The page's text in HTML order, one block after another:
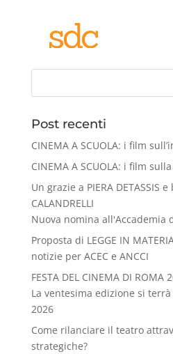
Post recenti
CINEMA A SCUOLA: i film
CINEMA A SCUOLA: i film
Un grazie a PIERA DETASSIS
CALANDRELLI
Nuova nomina all'Accademia
Proposta di LEGGE IN
notizie per ACEC e ANCCI
FESTA DEL CINEMA DI ROMA
La ventesima edizione si
2026
Come rilanciare il teatro
strategiche?